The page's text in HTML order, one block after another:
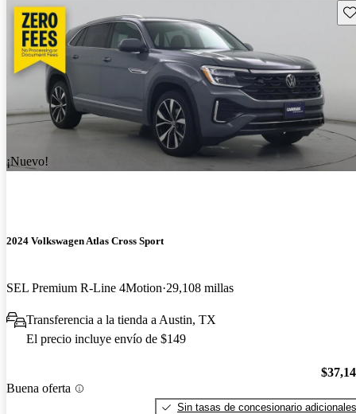
¡Nuevo!
2024 Volkswagen Atlas Cross Sport
SEL Premium R-Line 4Motion 29,108 millas
Transferencia a la tienda a Austin, TX
El precio incluye envío de $149
Buena oferta
Sin tasas de concesionario adicionales